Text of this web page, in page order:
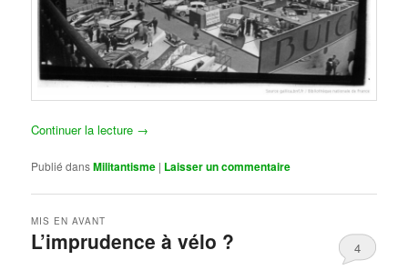
Continuer la lecture →
Publié dansMilitantisme | Laisser un commentaire
L’imprudence à vélo ?
MIS EN AVANT
4